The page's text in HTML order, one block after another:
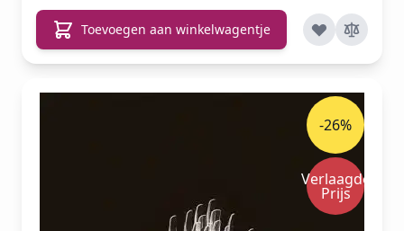
Toevoegen aan winkelwagentje
-26%
Verlaagde
Prijs